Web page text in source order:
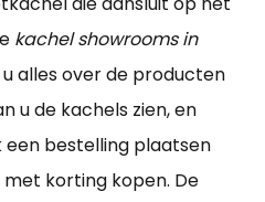
kachel showrooms in
alles over de producten
u de kachels zien, en
een bestelling plaatsen
korting kopen. De